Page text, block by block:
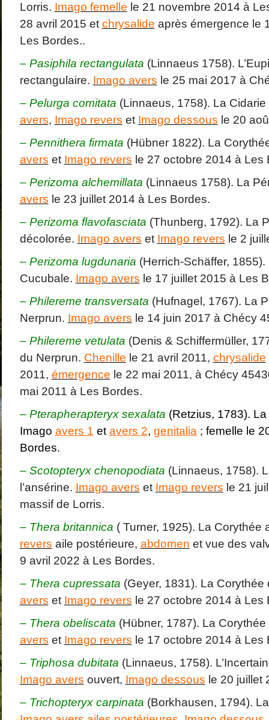
Lorris. Imago femelle le 21 novembre 2014 à
28 avril 2015 et chrysalide après émergence le
Les Bordes..
– Pasiphila rectangulata (Linnaeus 1758).
rectangulaire. Imago avers le 25 mai 2017 à
– Pelurga comitata (Linnaeus, 1758). La
avers, Imago revers et Imago dessous le 20
– Pennithera firmata (Hübner 1822). La
avers et Imago revers le 27 octobre 2014 à Les
– Perizoma alchemillata (Linnaeus 1758). La
avers le 23 juillet 2014 à Les Bordes.
– Perizoma flavofasciata (Thunberg, 1792). La
décolorée. Imago avers et Imago revers le 2
– Perizoma lugdunaria (Herrich-Schäffer,
Cucubale. Imago avers le 17 juillet 2015 à Les
– Philereme transversata (Hufnagel, 1767). La
Nerprun. Imago avers le 14 juin 2017 à Chécy
– Philereme vetulata (Denis & Schiffermüller,
du Nerprun. Chenille le 21 avril 2011, chrysalide
2011, émergence le 22 mai 2011, à Chécy
mai 2011 à Les Bordes.
– Pterapherapteryx sexalata (Retzius, 1783).
Imago avers 1 et avers 2, genitalia ; femelle le
Bordes.
– Scotopteryx chenopodiata (Linnaeus, 1758).
l’ansérine. Imago avers et Imago revers le 21
massif de Lorris.
– Thera britannica ( Turner, 1925). La Corythée
revers aile postérieure, abdomen et vue des
9 avril 2022 à Les Bordes.
– Thera cupressata (Geyer, 1831). La
avers et Imago revers le 27 octobre 2014 à Les
– Thera obeliscata (Hübner, 1787). La
avers et Imago revers le 17 octobre 2014 à Les
– Triphosa dubitata (Linnaeus, 1758).
Imago avers ouvert, Imago dessous le 20 juillet
– Trichopteryx carpinata (Borkhausen, 1794).